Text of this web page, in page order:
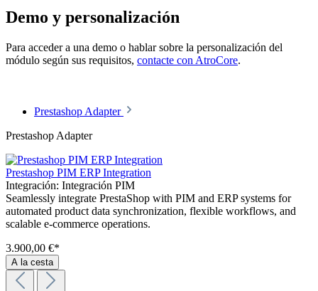
Demo y personalización
Para acceder a una demo o hablar sobre la personalización del
módulo según sus requisitos, contacte con AtroCore.
Prestashop Adapter
Prestashop Adapter
Prestashop PIM ERP Integration
Integración: Integración PIM
Seamlessly integrate PrestaShop with PIM and ERP systems for
automated product data synchronization, flexible workflows, and
scalable e-commerce operations.
3.900,00 €*
A la cesta